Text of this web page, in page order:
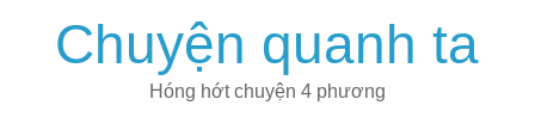
Chuyện quanh ta
Hóng hớt chuyện 4 phương